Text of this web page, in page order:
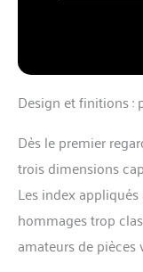
Design et finitions :
Dès le premier
trois dimensions
Les index
hommages trop
amateurs de